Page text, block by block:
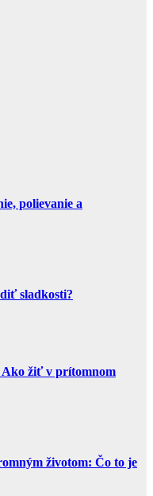
polievanie a
sladkosti?
Ako žiť v prítomnom
životom: Čo to je